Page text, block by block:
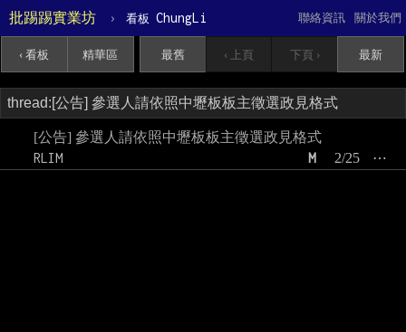
批踢踢實業坊 › 看板 ChungLi 關於我們
聯絡資訊
‹ 看板 精華區 最舊 ‹ 上頁 下頁 › 最新
[公告] 參選人請依照中壢板板主徵選政見格式
RLIM
⋯
2/25
M